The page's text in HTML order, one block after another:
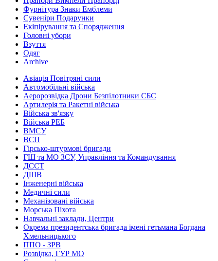
Фурнітура Знаки Емблеми
Сувеніри Подарунки
Екіпірування та Спорядження
Головні убори
Взуття
Одяг
Archive
Авіація Повітряні сили
Автомобільні війська
Аеророзвідка Дрони Безпілотники СБС
Артилерія та Ракетні війська
Війська зв'язку
Війська РЕБ
ВМСУ
ВСП
Гірсько-штурмові бригади
ГШ та МО ЗСУ, Управління та Командування
ДССТ
ДШВ
Інженерні війська
Медичні сили
Механізовані війська
Морська Піхота
Навчальні заклади, Центри
Окрема президентська бригада імені гетьмана Богдана
Хмельницького
ППО - ЗРВ
Розвідка, ГУР МО